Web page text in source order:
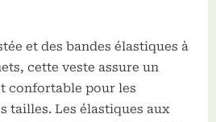
et des bandes élastiques à
cette veste assure un
confortable pour les
tailles. Les élastiques aux